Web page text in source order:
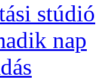
stú­dió
nap